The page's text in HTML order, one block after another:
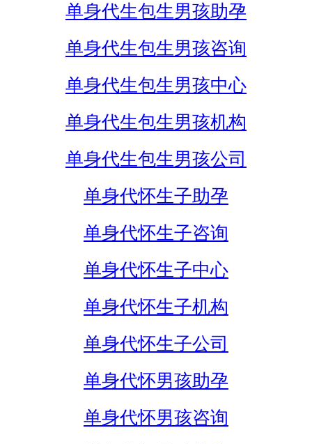
单身代生包生男孩助孕
单身代生包生男孩咨询
单身代生包生男孩中心
单身代生包生男孩机构
单身代生包生男孩公司
单身代怀生子助孕
单身代怀生子咨询
单身代怀生子中心
单身代怀生子机构
单身代怀生子公司
单身代怀男孩助孕
单身代怀男孩咨询